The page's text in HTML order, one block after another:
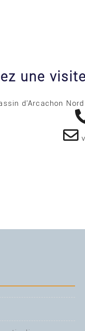
une
d'Arcachon